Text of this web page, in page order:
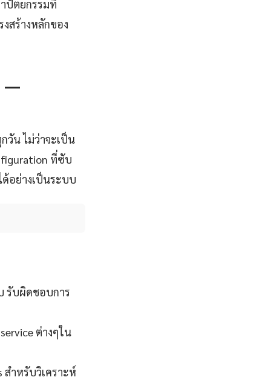
ปัตยกรรมที่
สร้างหลักของ
—
วัน ไม่ว่าจะเป็น
ที่ซับ
อย่างเป็นระบบ
รับผิดชอบการ
ต่างๆใน
ำหรับวิเคราะห์